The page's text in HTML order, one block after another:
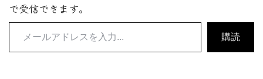
で受信できます。
購読